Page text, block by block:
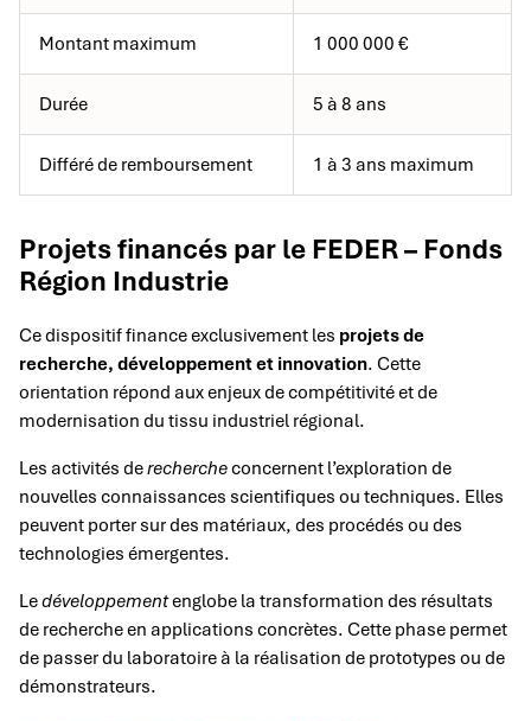
Montant maximum 1 000 000 €
Durée 5 à 8 ans
Différé de remboursement 1 à 3 ans maximum
Projets financés par le FEDER – Fonds
Région Industrie
Ce dispositif finance exclusivement les projets de
recherche, développement et innovation. Cette
orientation répond aux enjeux de compétitivité et de
modernisation du tissu industriel régional.
Les activités derechercheconcernent l’exploration de
nouvelles connaissances scientifiques ou techniques. Elles
peuvent porter sur des matériaux, des procédés ou des
technologies émergentes.
Ledéveloppementenglobe la transformation des résultats
de recherche en applications concrètes. Cette phase permet
de passer du laboratoire à la réalisation de prototypes ou de
démonstrateurs.